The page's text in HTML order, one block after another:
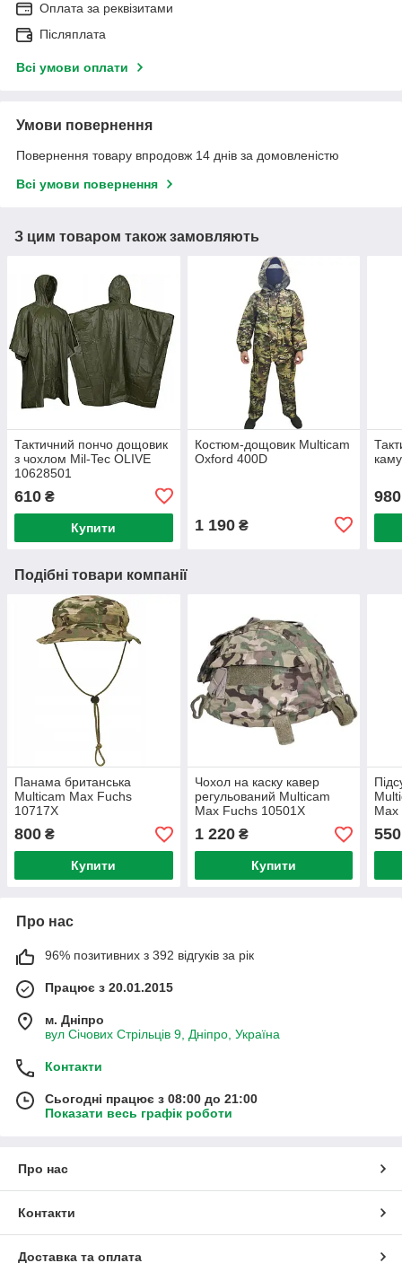
Оплата за реквізитами
Післяплата
Всі умови оплати
Умови повернення
Повернення товару впродовж 14 днів за домовленістю
Всі умови повернення
З цим товаром також замовляють
Тактичний пончо дощовик
з чохлом Mil-Tec OLIVE
10628501
610 ₴
Купити
Костюм-дощовик Multicam
Oxford 400D
1 190₴
980
Подібні товари компанії
Панама британська
Multicam Max Fuchs
10717X
800 ₴
Купити
Чохол на каску кавер
регульований Multicam
Max Fuchs 10501X
1 220₴
Купити
Max
550
Про нас
96% позитивних з 392 відгуків за рік
Працює з 20.01.2015
м. Дніпро
вул Січових Стрільців 9, Дніпро, Україна
Контакти
Сьогодні працює з 08:00 до 21:00
Показати весь графік роботи
Про нас
Контакти
Доставка та оплата